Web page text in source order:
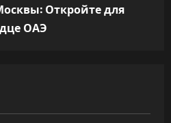
Откройте для
ОАЭ